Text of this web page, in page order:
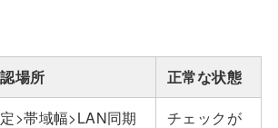
場所
正常な状態
>帯域幅>LAN同期
チェックが